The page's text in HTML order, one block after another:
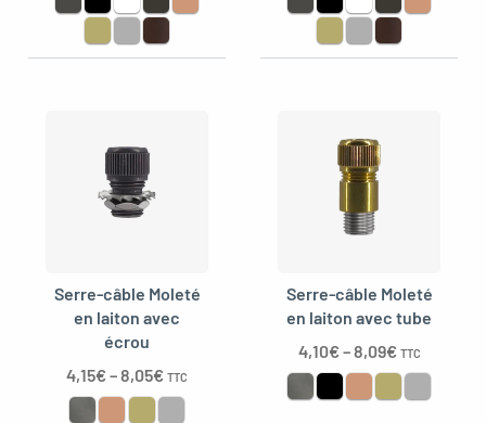
Serre-câble Moleté
en laiton avec
écrou
4,15€–8,05€ TTC
Serre-câble Moleté
en laiton avec tube
4,10€–8,09€ TTC